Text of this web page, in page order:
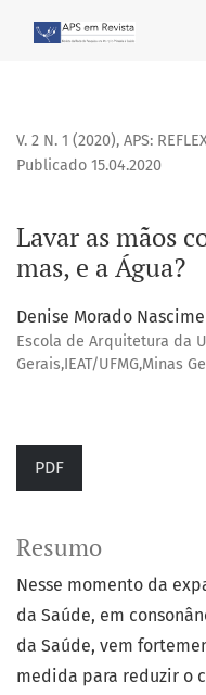
Lavar as mãos contra o
V. 2 N. 1 (2020), APS:
Lavar as mãos
mas, e a Água?
Publicado 15.04.2020
Denise Morado
Escola de Arquitetura da
Gerais,IEAT/UFMG,Minas
PDF
Resumo
Nesse momento da
da Saúde, em
da Saúde, vem
medida para reduzir o